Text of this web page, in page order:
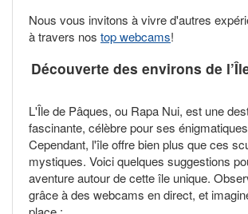
Nous vous invitons à vivre d'autres
à travers nos top webcams!
Découverte des environs de
L'Île de Pâques, ou Rapa Nui, est une
fascinante, célèbre pour ses
Cependant, l'île offre bien plus que ces
mystiques. Voici quelques suggestions
aventure autour de cette île unique.
grâce à des webcams en direct, et